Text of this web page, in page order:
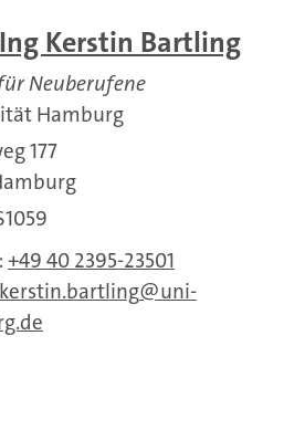
Kerstin Bartling
Neuberufene
Hamburg
177
+49 40 2395-23501
kerstin.bartling
uni-